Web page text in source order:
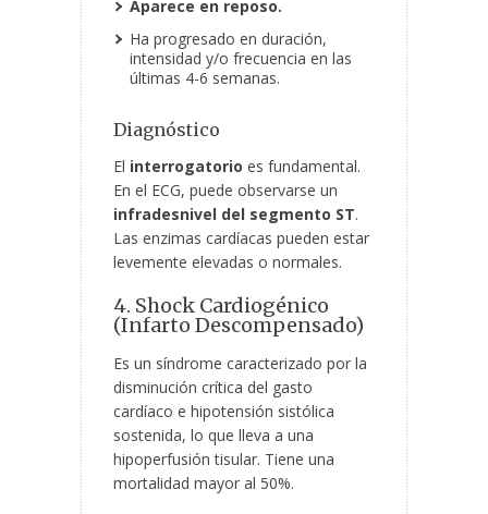
Aparece en reposo.
Ha progresado en duración,
intensidad y/o frecuencia en las
últimas 4-6 semanas.
Diagnóstico
El interrogatorio es fundamental.
En el ECG, puede observarse un
infradesnivel del segmento ST.
Las enzimas cardíacas pueden estar
levemente elevadas o normales.
4. Shock Cardiogénico
(Infarto Descompensado)
Es un síndrome caracterizado por la
disminución crítica del gasto
cardíaco e hipotensión sistólica
sostenida, lo que lleva a una
hipoperfusión tisular. Tiene una
mortalidad mayor al 50%.